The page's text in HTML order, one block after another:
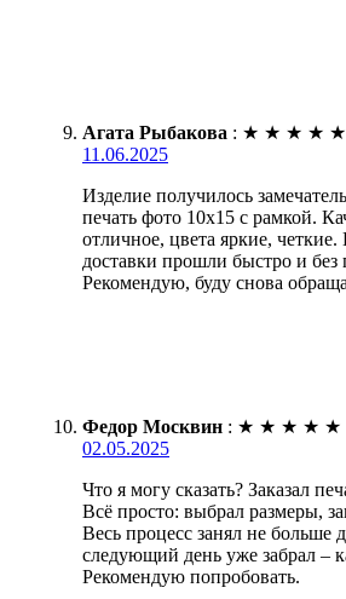
Агата Рыбакова : ★ ★ ★ ★ ★
11.06.2025
Изделие получилось
печать фото 10х15 с рамкой.
отличное, цвета яркие, четкие.
доставки прошли быстро и без
Рекомендую, буду снова
Федор Москвин : ★ ★ ★ ★ ★
02.05.2025
Что я могу сказать? Заказал
Всё просто: выбрал размеры,
Весь процесс занял не больше
следующий день уже забрал –
Рекомендую попробовать.